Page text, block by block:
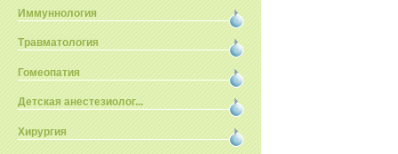
Иммуннология
Травматология
Гомеопатия
Детская анестезиолог...
Хирургия